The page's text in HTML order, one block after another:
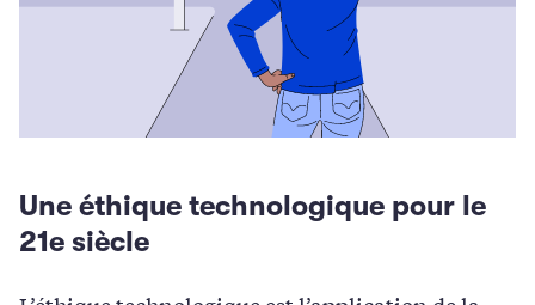
Une éthique technologique pour le
21e siècle